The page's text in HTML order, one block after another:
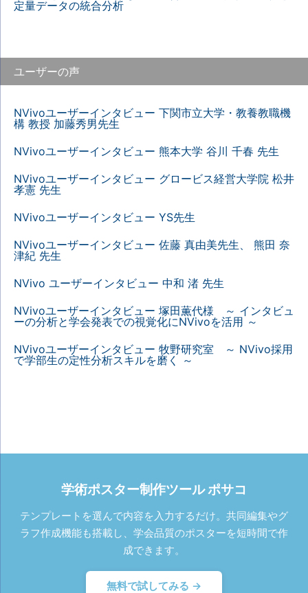
定量データの統合分析
ユーザーの声
NVivoユーザーインタビュー 下関市立大学・教養教職機
構 教授 加藤秀男先生
NVivoユーザーインタビュー 熊本大学 谷川 千春 先生
NVivoユーザーインタビュー グロービス経営大学院 松井
孝憲 先生
NVivoユーザーインタビュー YS先生
NVivoユーザーインタビュー 佐藤 真由美先生、 熊田 奈
津紀 先生
NVivo ユーザーインタビュー 中和 渚 先生
NVivoユーザーインタビュー 塚田薫代様 ～ インタビュ
ーの分析と学会発表での視覚化にNVivoを活用 ～
NVivoユーザーインタビュー 牧野研究室 ～ NVivo採用
で学部生の定性分析スキルを磨く ～
学術ポスター制作ツール ポサコ
テンプレートを選んで内容を入力するだけ。共同編集やグ
ラフ作成機能も搭載し、学会品質のポスターを短時間で作
成できます。
無料で試してみる →